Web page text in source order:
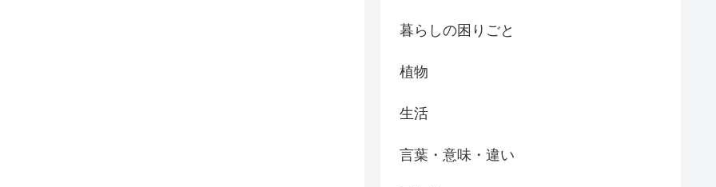
暮らしの困りごと
植物
生活
言葉・意味・違い